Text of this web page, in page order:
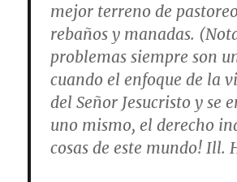
mejor terreno de
rebaños y manadas. (
problemas siempre son
cuando el enfoque de la
del Señor Jesucristo y se
uno mismo, el derecho
cosas de este mundo! Ill.